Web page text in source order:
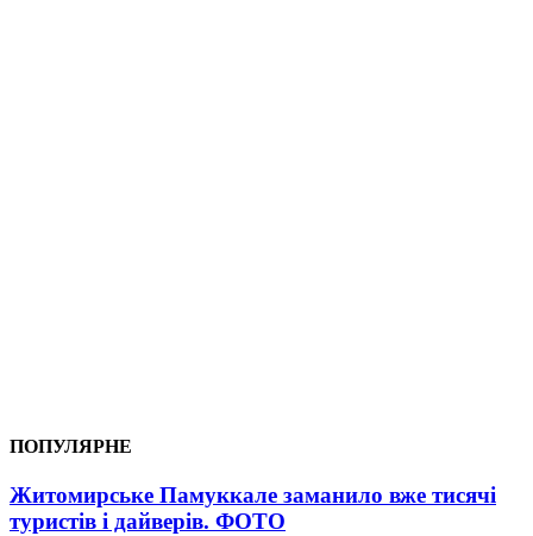
ПОПУЛЯРНЕ
Житомирське Памуккале заманило вже тисячі
туристів і дайверів. ФОТО